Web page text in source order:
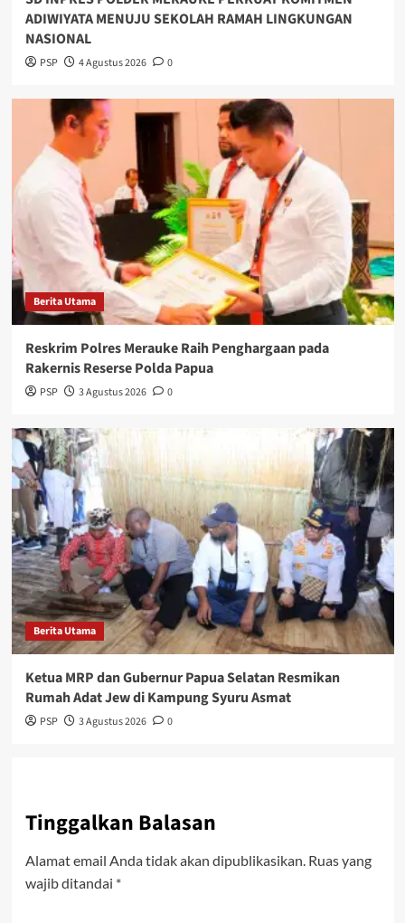
ADIWIYATA MENUJU SEKOLAH RAMAH LINGKUNGAN
NASIONAL
PSP 4 Agustus 2026 0
Berita Utama
Reskrim Polres Merauke Raih Penghargaan pada
Rakernis Reserse Polda Papua
PSP 3 Agustus 2026 0
Berita Utama
Ketua MRP dan Gubernur Papua Selatan Resmikan
Rumah Adat Jew di Kampung Syuru Asmat
PSP 3 Agustus 2026 0
Tinggalkan Balasan
Alamat email Anda tidak akan dipublikasikan. Ruas yang
wajib ditandai *